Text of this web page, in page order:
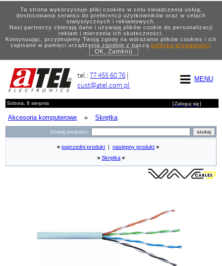
Ta strona wykorzystuje pliki cookies w celu świadczenia usług,
dostosowania serwisu do preferencji użytkowników oraz w celach
statystycznych i reklamowych.
Nasi partnerzy zbierają dane i używają plików cookie do personalizacji
reklam i mierzenia ich skuteczności.
Kontynuując, przyjmujemy Twoją zgodę na wdrażanie plików cookies i ich
zapisane w pamięci urządzenia zgodnie z naszą polityką prywatności.
OK, Zamknij
MENU
tel.:77 455 60 76 |
cust@atel.com.pl
Sobota, 8 sierpnia [Zaloguj się]
Akcesoria komputerowe » Skrętka
Szukaj produktu:
« poprzedni produkt następny produkt »
» Skrętka «